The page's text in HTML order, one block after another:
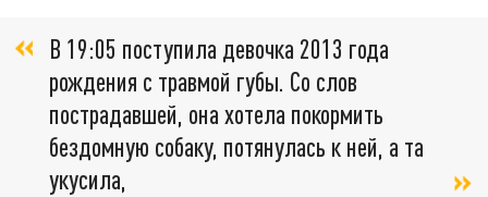
В 19:05 поступила девочка 2013 года
рождения с травмой губы. Со слов
пострадавшей, она хотела покормить
бездомную собаку, потянулась к ней, а та
укусила,